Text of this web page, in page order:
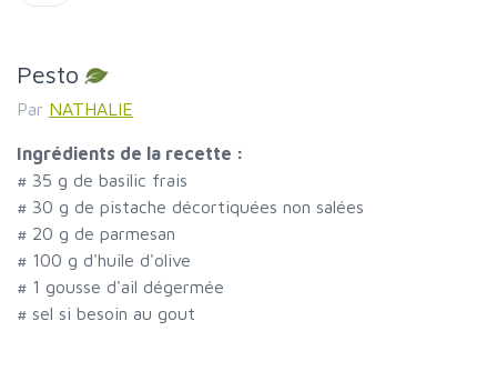
Pesto
Par NATHALIE
Ingrédients de la recette :
# 35 g de basilic frais
# 30 g de pistache décortiquées non salées
# 20 g de parmesan
# 100 g d'huile d'olive
# 1 gousse d'ail dégermée
# sel si besoin au gout